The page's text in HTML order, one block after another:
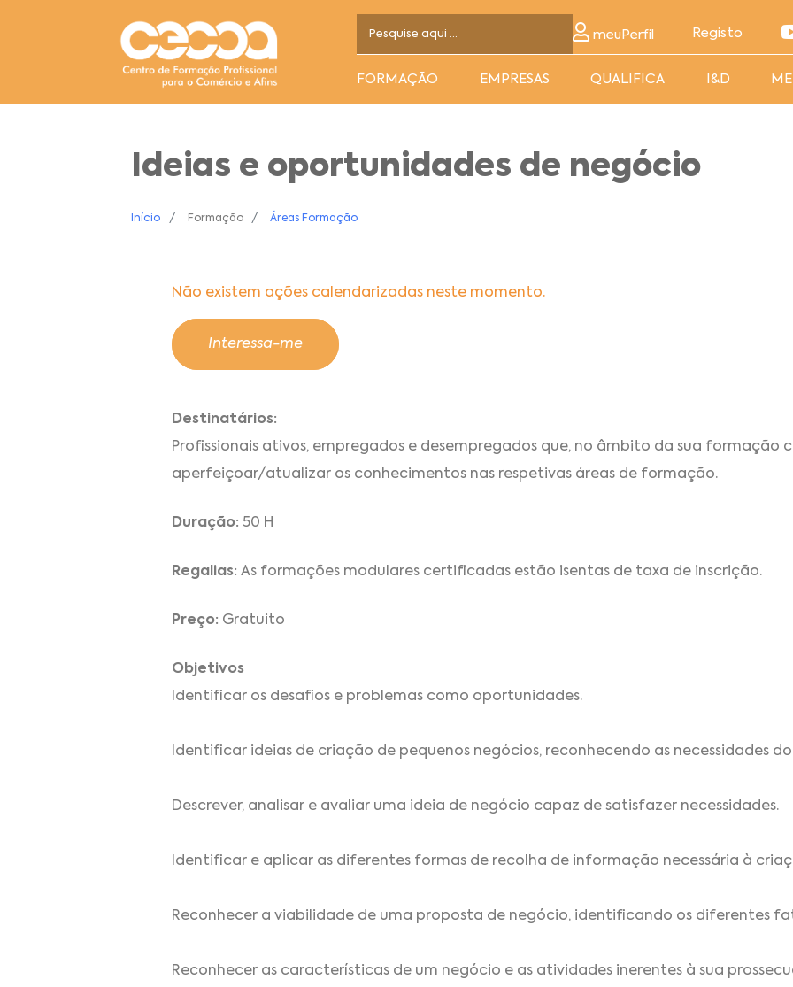
meuPerfil Registo
FORMAÇÃO EMPRESAS QUALIFICA I&D
Ideias e oportunidades de negócio
Início Formação Áreas Formação
Não existem ações calendarizadas neste momento.
Interessa-me
Destinatários:
Profissionais ativos, empregados e desempregados que, no âmbito da sua formação
aperfeiçoar/atualizar os conhecimentos nas respetivas áreas de formação.
Duração: 50 H
Regalias: As formações modulares certificadas estão isentas de taxa de inscrição.
Preço: Gratuito
Objetivos
Identificar os desafios e problemas como oportunidades.
Identificar ideias de criação de pequenos negócios, reconhecendo as necessidades
Descrever, analisar e avaliar uma ideia de negócio capaz de satisfazer necessidades.
Identificar e aplicar as diferentes formas de recolha de informação necessária à
Reconhecer a viabilidade de uma proposta de negócio, identificando os diferentes
Reconhecer as características de um negócio e as atividades inerentes à sua